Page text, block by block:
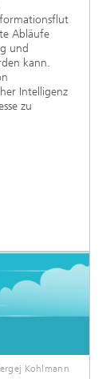
Abläufe
und
kann.
Intelligenz
zu
Kohlmann